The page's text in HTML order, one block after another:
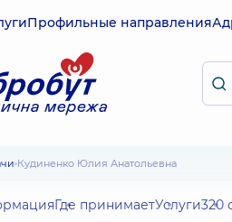
Профильные направления
Кудиненко Юлия Анатольевна
Где принимаетУслуги320